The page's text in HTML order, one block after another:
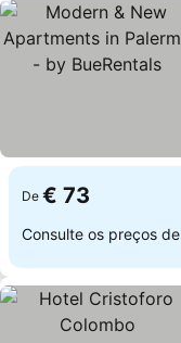
De € 73
Consulte os preços de